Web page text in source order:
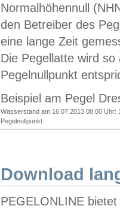
Normalhöhennull
den Betreiber des
eine lange Zeit
Die Pegellatte wird
Pegelnullpunkt
Beispiel am Pegel
Wasserstand am 16.07.2013 08:00 Uhr:
Pegelnullpunkt
Download
PEGELONLINE